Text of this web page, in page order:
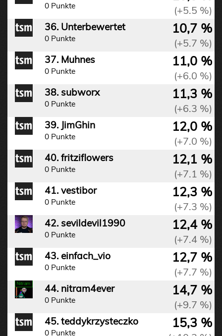
0 Punkte (+5.5 %)
36. Unterbewertet
0 Punkte
10,7 %
(+5.7 %)
37. Muhnes
0 Punkte
11,0 %
(+6.0 %)
38. subworx
0 Punkte
11,3 %
(+6.3 %)
39. JimGhin
0 Punkte
12,0 %
(+7.0 %)
40. fritziflowers
0 Punkte
12,1 %
(+7.1 %)
41. vestibor
0 Punkte
12,3 %
(+7.3 %)
42. sevildevil1990
0 Punkte
12,4 %
(+7.4 %)
43. einfach_vio
0 Punkte
12,7 %
(+7.7 %)
44. nitram4ever
0 Punkte
14,7 %
(+9.7 %)
45. teddykrzysteczko
0 Punkte
15,3 %